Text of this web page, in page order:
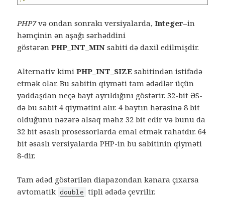
PHP7və ondan sonrakı versiyalarda,Integer–in
həmçinin ən aşağı sərhəddini
göstərənPHP_INT_MIN sabiti də daxil edilmişdir.
Alternativ kimiPHP_INT_SIZE sabitindən istifadə
etmək olar. Bu sabitin qiyməti tam ədədlər üçün
yaddaşdan neçə bayt ayrıldığını göstərir. 32-bit ƏS-
də bu sabit 4 qiymətini alır. 4 baytın hərəsinə 8 bit
olduğunu nəzərə alsaq məhz 32 bit edir və bunu da
32 bit əsaslı prosessorlarda emal etmək rahatdır. 64
bit əsaslı versiyalarda PHP-in bu sabitinin qiyməti
8-dir.
Tam ədəd göstərilən diapazondan kənara çıxarsa
avtomatik double tipli ədədə çevrilir.